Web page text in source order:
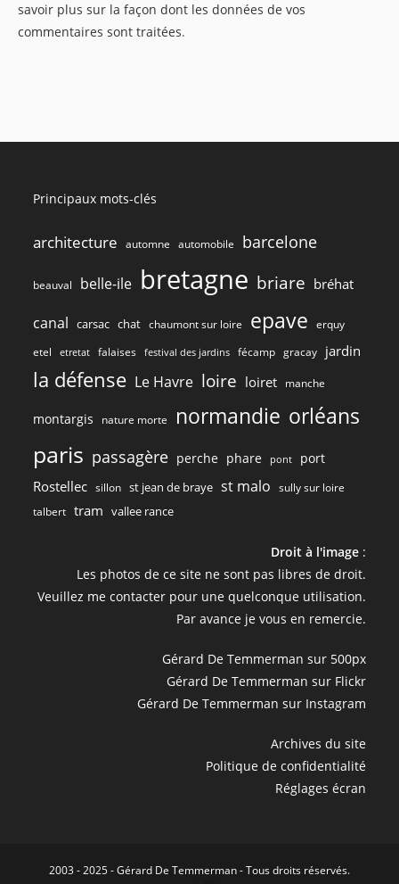
savoir plus sur la façon dont les données de vos
commentaires sont traitées.
Principaux mots-clés
architecture automne automobile barcelone
beauval belle-ile bretagne briare bréhat
canal carsac chat chaumont sur loire epave erquy
etel etretat falaises festival des jardins fécamp gracay jardin
la défense Le Havre loire loiret manche
montargis nature morte normandie orléans
paris passagère perche phare pont port
Rostellec sillon st jean de braye st malo sully sur loire
talbert tram vallee rance
Droit à l'image:
Les photos de ce site ne sont pas libres de droit.
Veuillez me contacter pour une quelconque utilisation.
Par avance je vous en remercie.
Gérard De Temmerman sur 500px
Gérard De Temmerman sur Flickr
Gérard De Temmerman sur Instagram
Archives du site
Politique de confidentialité
Réglages écran
2003 - 2025 - Gérard De Temmerman - Tous droits réservés.